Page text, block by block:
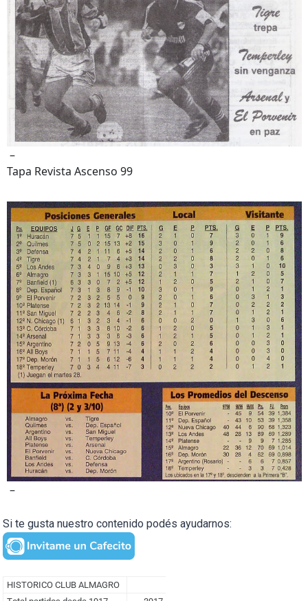
–
Tapa Revista Ascenso 99
–
Si te gusta nuestro contenido podés ayudarnos: